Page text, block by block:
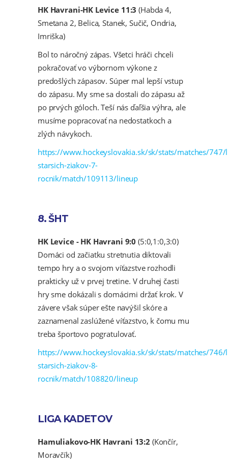
HK Havrani-HK Levice 11:3 (Habda 4,
Smetana 2, Belica, Stanek, Sučič, Ondria,
Imriška)
Bol to náročný zápas. Všetci hráči chceli
pokračovať vo výbornom výkone z
predošlých zápasov. Súper mal lepší vstup
do zápasu. My sme sa dostali do zápasu až
po prvých góloch. Teší nás ďaľšia výhra, ale
musíme popracovať na nedostatkoch a
zlých návykoch.
https://www.hockeyslovakia.sk/sk/stats/matches/747/
starsich-ziakov-7-
rocnik/match/109113/lineup
8. ŠHT
HK Levice - HK Havrani 9:0 (5:0,1:0,3:0)
Domáci od začiatku stretnutia diktovali
tempo hry a o svojom víťazstve rozhodli
prakticky už v prvej tretine. V druhej časti
hry sme dokázali s domácimi držať krok. V
závere však súper ešte navýšil skóre a
zaznamenal zaslúžené víťazstvo, k čomu mu
treba športovo pogratulovať.
https://www.hockeyslovakia.sk/sk/stats/matches/746/
starsich-ziakov-8-
rocnik/match/108820/lineup
LIGA KADETOV
Hamuliakovo-HK Havrani 13:2 (Končír,
Moravčík)